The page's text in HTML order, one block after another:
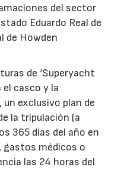
del sector
Eduardo Real de
de Howden
de ‘Superyacht
el casco y la
un exclusivo plan de
la tripulación (a
365 días del año en
gastos médicos o
las 24 horas del